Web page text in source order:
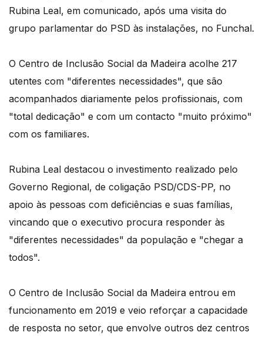
Rubina Leal, em comunicado, após uma visita do
grupo parlamentar do PSD às instalações, no Funchal.
O Centro de Inclusão Social da Madeira acolhe 217
utentes com "diferentes necessidades", que são
acompanhados diariamente pelos profissionais, com
"total dedicação" e com um contacto "muito próximo"
com os familiares.
Rubina Leal destacou o investimento realizado pelo
Governo Regional, de coligação PSD/CDS-PP, no
apoio às pessoas com deficiências e suas famílias,
vincando que o executivo procura responder às
"diferentes necessidades" da população e "chegar a
todos".
O Centro de Inclusão Social da Madeira entrou em
funcionamento em 2019 e veio reforçar a capacidade
de resposta no setor, que envolve outros dez centros